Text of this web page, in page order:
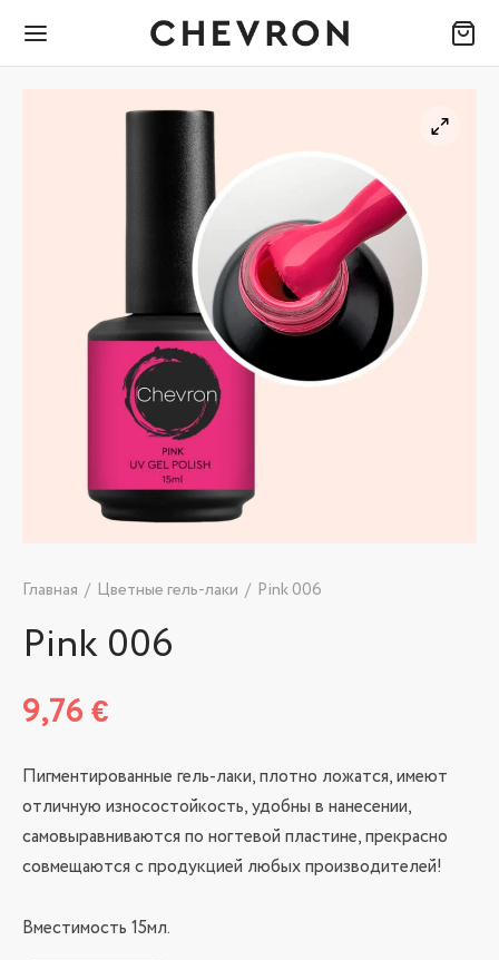
Главная / Цветные гель-лаки / Pink 006
Pink 006
9,76€
Пигментированные гель-лаки, плотно ложатся, имеют
отличную износостойкость, удобны в нанесении,
самовыравниваются по ногтевой пластине, прекрасно
совмещаются с продукцией любых производителей!
Вместимость 15мл.